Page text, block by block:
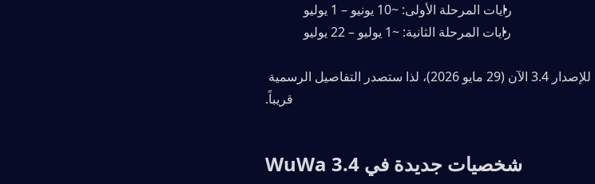
رايات المرحلة الأولى: ~10 يونيو – 1 يوليو
رايات المرحلة الثانية: ~1 يوليو – 22 يوليو
قريباً.
شخصيات جديدة في WuWa 3.4